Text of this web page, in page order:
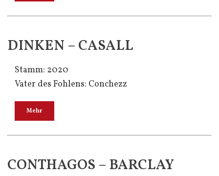
DINKEN – CASALL
Stamm: 2020
Vater des Fohlens: Conchezz
Mehr
CONTHAGOS – BARCLAY